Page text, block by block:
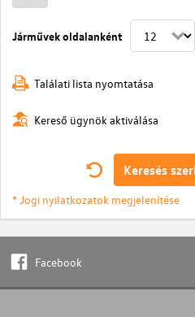
Járművek oldalanként
Találati lista nyomtatása
Kereső ügynök aktiválása
Keresés
* Jogi nyilatkozatok megjelenítése
Facebook